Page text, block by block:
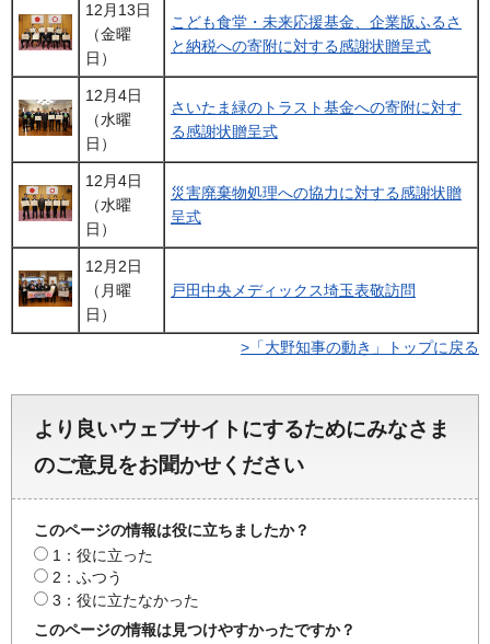
12月13日
（金曜
日）
こども食堂・未来応援基金、企業版ふるさ
と納税への寄附に対する感謝状贈呈式
12月4日
（水曜
日）
さいたま緑のトラスト基金への寄附に対す
る感謝状贈呈式
12月4日
（水曜
日）
災害廃棄物処理への協力に対する感謝状贈
呈式
12月2日
（月曜
日）
戸田中央メディックス埼玉表敬訪問
>「大野知事の動き」トップに戻る
より良いウェブサイトにするためにみなさま
のご意見をお聞かせください
このページの情報は役に立ちましたか？
1：役に立った
2：ふつう
3：役に立たなかった
このページの情報は見つけやすかったですか？